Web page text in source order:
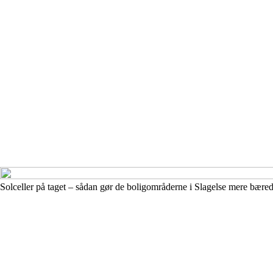
Solceller på taget – sådan gør de boligområderne i Slagelse mere